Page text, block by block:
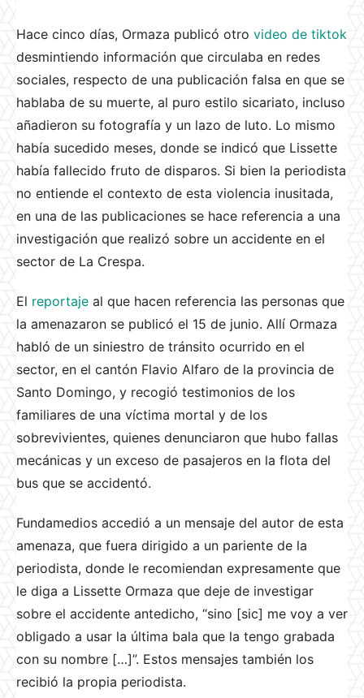
Hace cinco días, Ormaza publicó otro video de tiktok
desmintiendo información que circulaba en redes
sociales, respecto de una publicación falsa en que se
hablaba de su muerte, al puro estilo sicariato, incluso
añadieron su fotografía y un lazo de luto. Lo mismo
había sucedido meses, donde se indicó que Lissette
había fallecido fruto de disparos. Si bien la periodista
no entiende el contexto de esta violencia inusitada,
en una de las publicaciones se hace referencia a una
investigación que realizó sobre un accidente en el
sector de La Crespa.
El reportaje al que hacen referencia las personas que
la amenazaron se publicó el 15 de junio. Allí Ormaza
habló de un siniestro de tránsito ocurrido en el
sector, en el cantón Flavio Alfaro de la provincia de
Santo Domingo, y recogió testimonios de los
familiares de una víctima mortal y de los
sobrevivientes, quienes denunciaron que hubo fallas
mecánicas y un exceso de pasajeros en la flota del
bus que se accidentó.
Fundamedios accedió a un mensaje del autor de esta
amenaza, que fuera dirigido a un pariente de la
periodista, donde le recomiendan expresamente que
le diga a Lissette Ormaza que deje de investigar
sobre el accidente antedicho, “sino [sic] me voy a ver
obligado a usar la última bala que la tengo grabada
con su nombre […]”. Estos mensajes también los
recibió la propia periodista.